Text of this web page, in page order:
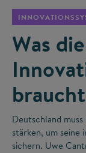
Was
braucht
Deutschland
stärken, um seine
sichern. Uwe